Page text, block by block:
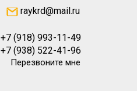
raykrd@mail.ru
Перезвоните мне
+7 (918) 993-11-49
+7 (938) 522-41-96